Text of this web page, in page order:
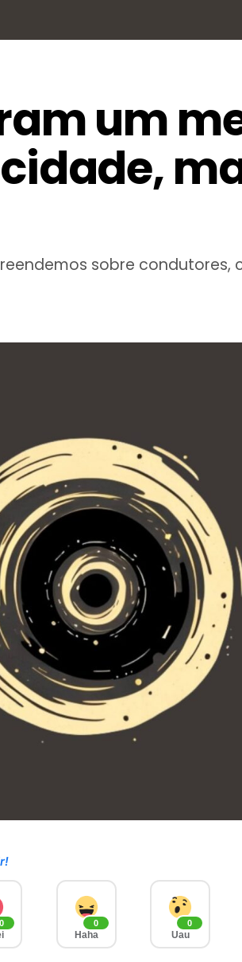
um
sobre
0 0
Haha
0
Uau